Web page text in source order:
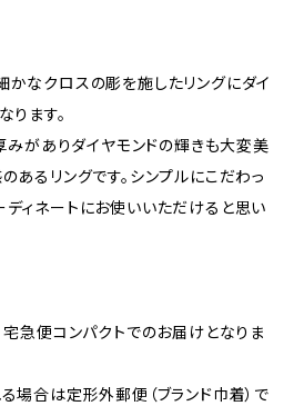
なクロスの彫を施したリングにダイ
ります。
がありダイヤモンドの輝きも大変美
あるリングです。シンプルにこだわっ
ィネートにお使いいただけると思い
宅急便コンパクトでのお届けとなりま
場合は定形外郵便（ブランド巾着）で